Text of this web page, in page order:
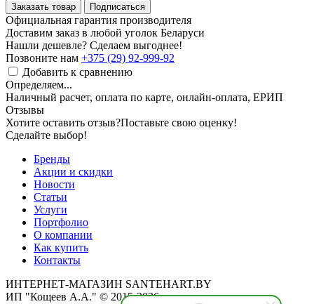
Заказать товар
Подписаться
Официальная гарантия производителя
Доставим заказ в любой уголок Беларуси
Нашли дешевле? Сделаем выгоднее!
Позвоните нам +375 (29) 92-999-92
Добавить к сравнению
Определяем...
Наличный расчет, оплата по карте, онлайн-оплата, ЕРИП
Отзывы
Хотите оставить отзыв?Поставьте свою оценку!
Сделайте выбор!
Бренды
Акции и скидки
Новости
Статьи
Услуги
Портфолио
О компании
Как купить
Контакты
ИНТЕРНЕТ-МАГАЗИН SANTEHART.BY
ИП "Кощеев А.А." © 2015-2026